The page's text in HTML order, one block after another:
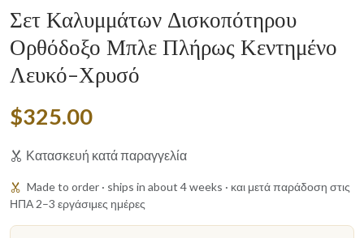
Σετ Καλυμμάτων Δισκοπότηρου
Ορθόδοξο Μπλε Πλήρως Κεντημένο
Λευκό-Χρυσό
$325.00
Κατασκευή κατά παραγγελία
Made to order · ships in about 4 weeks · και μετά παράδοση στις
ΗΠΑ 2–3 εργάσιμες ημέρες